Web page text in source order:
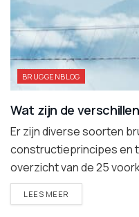
BRUGGENBLOG
Wat zijn de
Er zijn diverse soorten
constructieprincipes en
overzicht van de 25
LEES MEER